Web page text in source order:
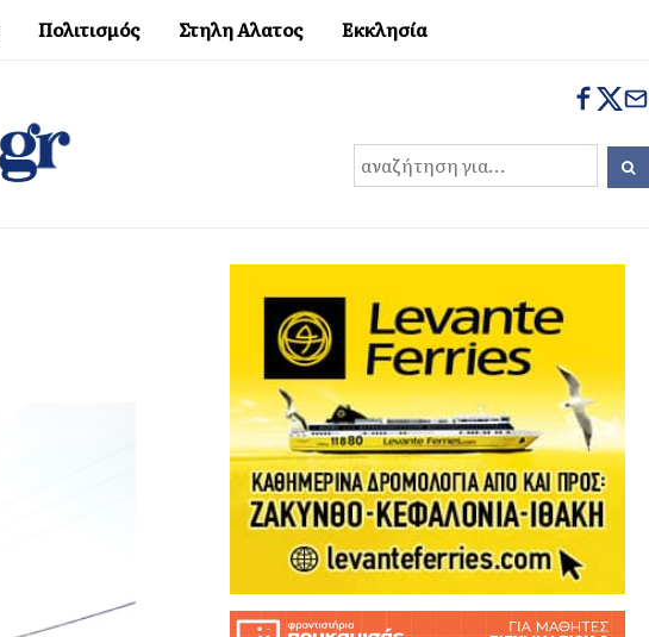
Πολιτισμός Στηλη Αλατος Εκκλησία